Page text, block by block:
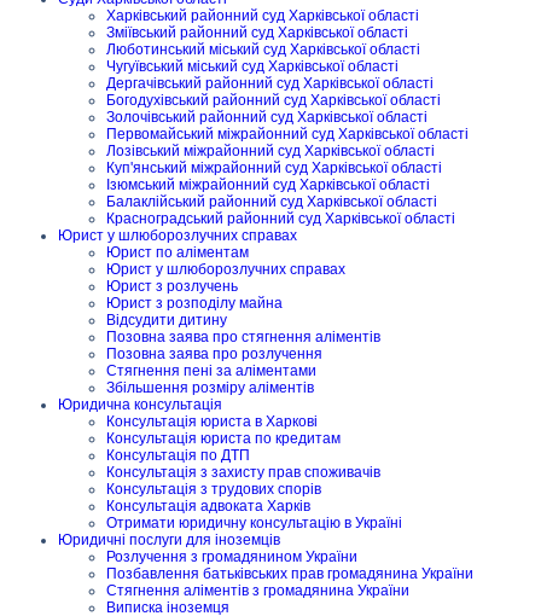
Харківський районний суд Харківської області
Зміївський районний суд Харківської області
Люботинський міський суд Харківської області
Чугуївський міський суд Харківської області
Дергачівський районний суд Харківської області
Богодухівський районний суд Харківської області
Золочівський районний суд Харківської області
Первомайський міжрайонний суд Харківської області
Лозівський міжрайонний суд Харківської області
Куп'янський міжрайонний суд Харківської області
Ізюмський міжрайонний суд Харківської області
Балаклійський районний суд Харківської області
Красноградський районний суд Харківської області
Юрист у шлюборозлучних справах
Юрист по аліментам
Юрист у шлюборозлучних справах
Юрист з розлучень
Юрист з розподілу майна
Відсудити дитину
Позовна заява про стягнення аліментів
Позовна заява про розлучення
Стягнення пені за аліментами
Збільшення розміру аліментів
Юридична консультація
Консультація юриста в Харкові
Консультація юриста по кредитам
Консультація по ДТП
Консультація з захисту прав споживачів
Консультація з трудових спорів
Консультація адвоката Харків
Отримати юридичну консультацію в Україні
Юридичні послуги для іноземців
Розлучення з громадянином України
Позбавлення батьківських прав громадянина України
Стягнення аліментів з громадянина України
Виписка іноземця